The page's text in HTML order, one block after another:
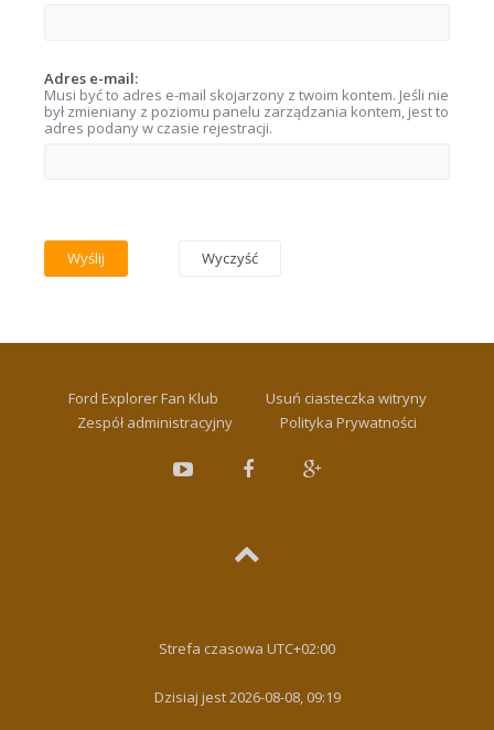
Adres e-mail:
Musi być to adres e-mail skojarzony z twoim kontem. Jeśli nie
był zmieniany z poziomu panelu zarządzania kontem, jest to
adres podany w czasie rejestracji.
Ford Explorer Fan Klub
Usuń ciasteczka witryny
Zespół administracyjny
Polityka Prywatności
Strefa czasowa UTC+02:00
Dzisiaj jest 2026-08-08, 09:19